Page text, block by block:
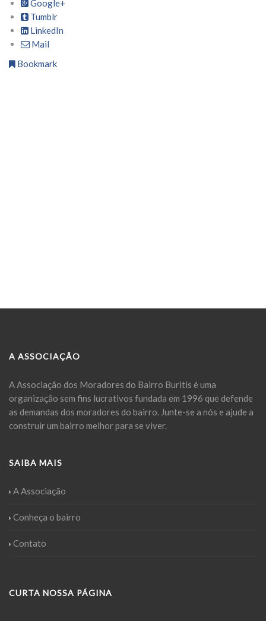
Google+
Tumblr
LinkedIn
Mail
Bookmark
A ASSOCIAÇÃO
A Associação dos Moradores do Bairro Buritis é uma
organização sem fins lucrativos fundada em 1996 que defende
as demandas dos moradores do bairro. Junte-se a nós e ajude a
construir um bairro melhor para se viver.
SAIBA MAIS
A Associação
Conheça o bairro
Contato
CURTA NOSSA PÁGINA